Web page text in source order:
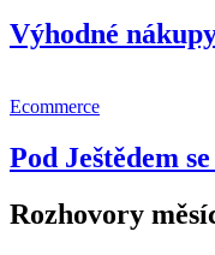
Výhodné
Ecommerce
Pod Ještědem
Rozhovory